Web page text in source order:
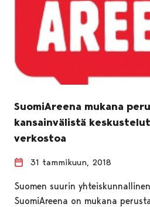
SuomiAreena mukana
kansainvälistä
verkostoa
31 tammikuun, 2018
Suomen suurin
SuomiAreena on mukana